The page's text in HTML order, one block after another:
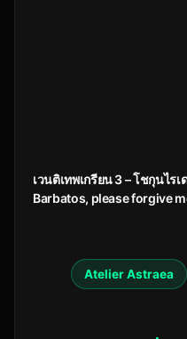
เวนติเทพเกรียน 3 – โชกุนไร
Barbatos, please forgive
Atelier Astraea